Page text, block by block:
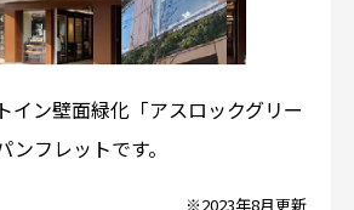
イン壁面緑化「アスロックグリー
フレットです。
※2023年8月更新